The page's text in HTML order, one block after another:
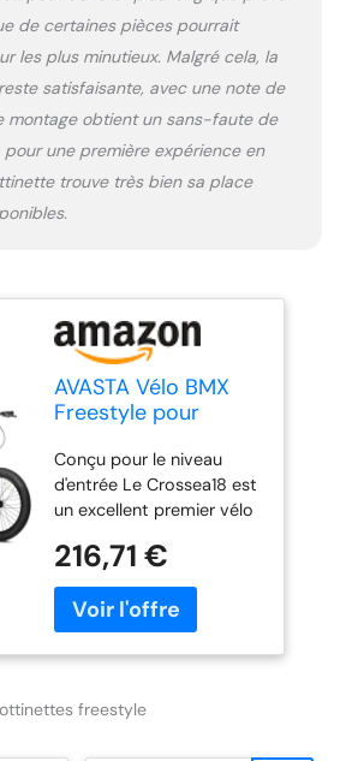
outils de montage. Il est
soutenu par un nombre
limité de .
de certaines pièces pourrait
les plus minutieux. Malgré cela, la
satisfaisante, avec une note de
montage obtient un sans-faute de
pour une première expérience en
trouve très bien sa place
AVASTA Vélo BMX
Freestyle pour
Ans, garçons, Filles
et Adolescents
débutants, Blanc
Conçu pour le niveau
d'entrée Le Crossea18 est
un excellent premier vélo
cyclistes, offrant tout ce
dont un débutant a
besoin pour conquérir les
rues ! La taille
recommandée du pilote
durable Le cadre est
216,71 €
freestyle